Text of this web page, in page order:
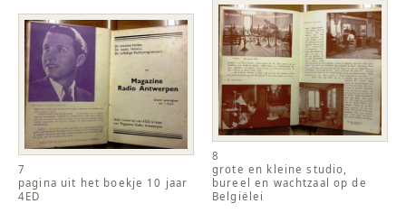
7
pagina uit het boekje 10 jaar
4ED
8
grote en kleine studio,
bureel en wachtzaal op de
Belgiëlei